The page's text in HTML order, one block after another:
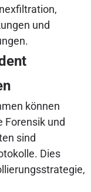
und
können
Forensik und
sind
Dies